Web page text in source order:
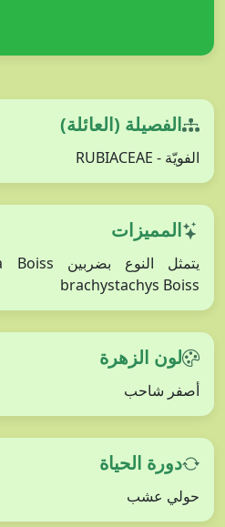
الفصيلة (العائلة)
الفويّة - RUBIACEAE
المميزات
brachystachys Boiss
لون الزهرة
أصفر شاحب
دورة الحياة
حولي عشب